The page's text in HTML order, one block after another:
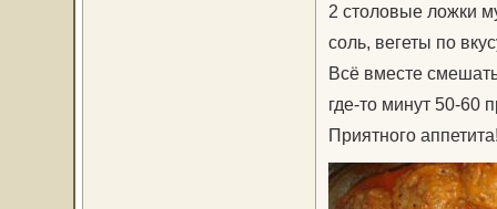
2 столовые ложки
соль, вегеты по
Всё вместе
где-то минут 50-60
Приятного